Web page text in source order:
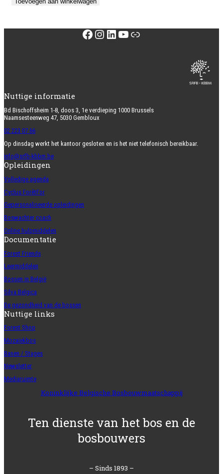
Facebook
Instagram
LinkedIn
YouTube
Link
Nuttige informatie
Bd Bischoffsheim 1-8, doos 3, 1e verdieping 1000 Brussels
Naamsesteenweg 47, 5030 Gembloux
02 223 07 66
Op dinsdag werkt het kantoor gesloten en is het niet telefonisch bereikbaar.
info@srfb-kbbm.be
Opleidingen
Volledige agenda
Cyclus ForêtFor
Gepersonaliseerde opleidingen
Boswachter coach
Online hulpmiddelen
Documentatie
Forest Friends
Leermiddelen
Bossen in België
Silva Belgica
De gezondheid van de bossen
Nuttige links
Forest Shop
Mozaïekbos
Banen / Stages
Newsletter
Mediaruimte
Koninklijke Belgische Bosbouwmaatschappij
Ten dienste van het bos en de
bosbouwers
– Sinds 1893 –